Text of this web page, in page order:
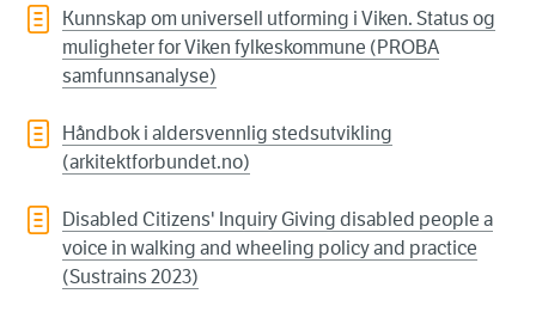
Kunnskap om universell utforming i Viken. Status og
muligheter for Viken fylkeskommune (PROBA
samfunnsanalyse)
Håndbok i aldersvennlig stedsutvikling
(arkitektforbundet.no)
Disabled Citizens' Inquiry Giving disabled people a
voice in walking and wheeling policy and practice
(Sustrains 2023)